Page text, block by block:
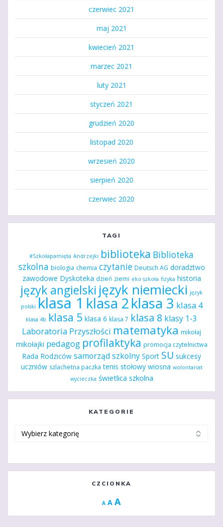
czerwiec 2021
maj 2021
kwiecień 2021
marzec 2021
luty 2021
styczeń 2021
grudzień 2020
listopad 2020
wrzesień 2020
sierpień 2020
czerwiec 2020
TAGI
#Szkołapamięta Andrzejki biblioteka Biblioteka
szkolna biologia chemia czytanie Deutsch AG doradztwo
zawodowe Dyskoteka dzień ziemi eko szkoła fizyka historia
język angielski język niemiecki język
polski klasa 1 klasa 2klasa 3 klasa 4
klasa 4b klasa 5 klasa 6 klasa 7 klasa 8 klasy 1-3
Laboratoria Przyszłości matematyka mikołaj
mikołajki pedagog profilaktyka promocja czytelnictwa
Rada Rodziców samorząd szkolny Sport SU sukcesy
uczniów szlachetna paczka tenis stołowy wiosna wolontariat
wycieczka świetlica szkolna
KATEGORIE
CZCIONKA
A Decrease
A Reset
A